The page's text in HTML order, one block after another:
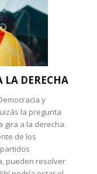
DERECHA
y
la pregunta
gira a la derecha.
de los
pueden resolver